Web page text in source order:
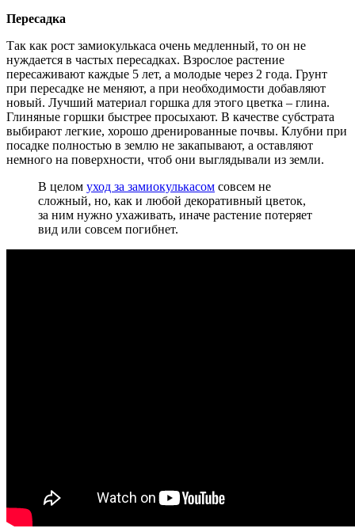
Пересадка
Так как рост замиокулькаса очень медленный, то он не
нуждается в частых пересадках. Взрослое растение
пересаживают каждые 5 лет, а молодые через 2 года. Грунт
при пересадке не меняют, а при необходимости добавляют
новый. Лучший материал горшка для этого цветка – глина.
Глиняные горшки быстрее просыхают. В качестве субстрата
выбирают легкие, хорошо дренированные почвы. Клубни при
посадке полностью в землю не закапывают, а оставляют
немного на поверхности, чтоб они выглядывали из земли.
В целом уход за замиокулькасом совсем не
сложный, но, как и любой декоративный цветок,
за ним нужно ухаживать, иначе растение потеряет
вид или совсем погибнет.